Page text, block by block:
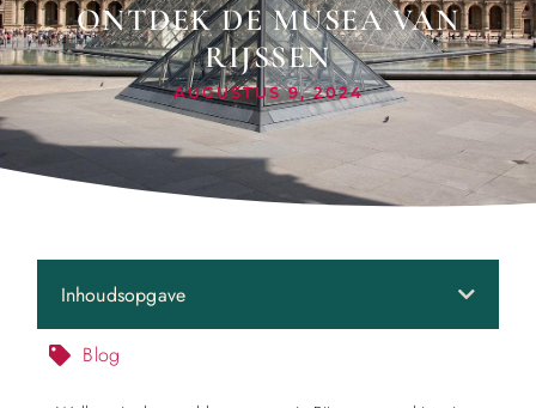
ONTDEK DE MUSEA VAN
RIJSSEN
AUGUSTUS 9, 2024
Inhoudsopgave
Blog